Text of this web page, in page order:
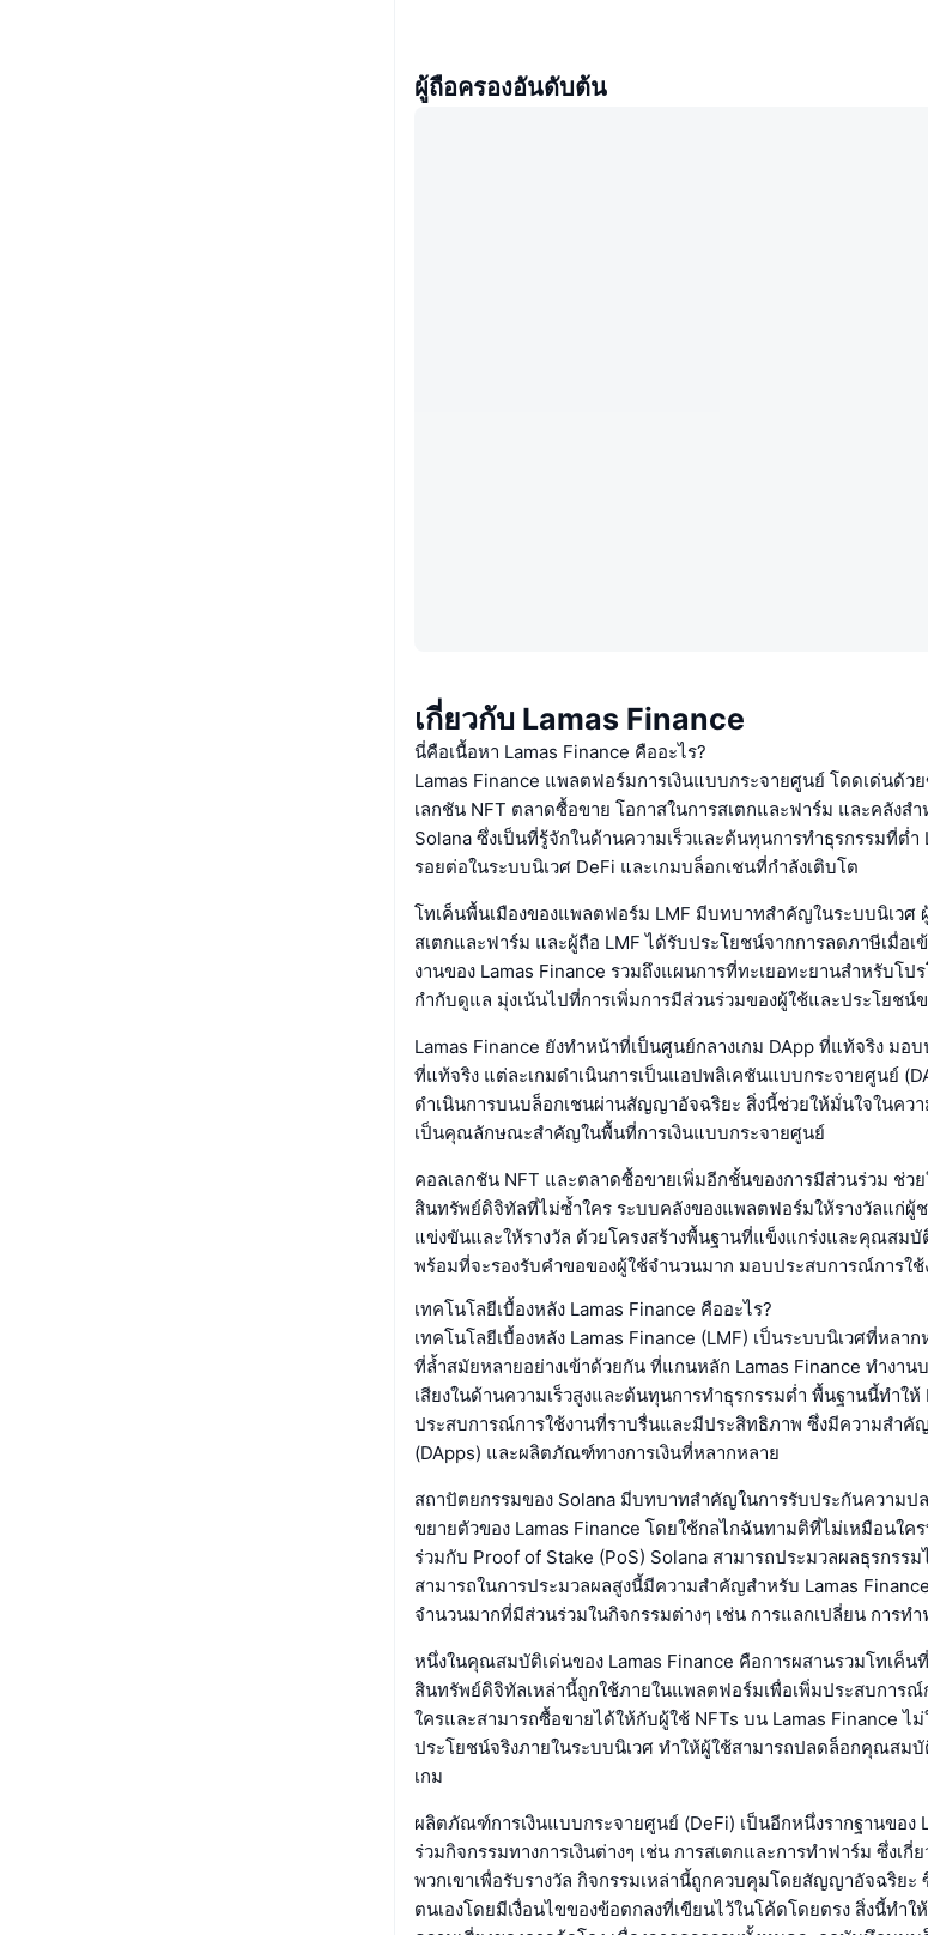
ผู้ถือครองอันดับต้น
เกี่ยวกับ Lamas Finance
นี่คือเนื้อหา Lamas Finance คืออะไร?
Lamas Finance แพลตฟอร์มการเงินแบบกระจายศูนย์ โดดเด่นด้ว
เลกชัน NFT ตลาดซื้อขาย โอกาสในการสเตกและฟาร์ม และคลังส
Solana ซึ่งเป็นที่รู้จักในด้านความเร็วและต้นทุนการทำธุรกรรมที่ต่ำ
รอยต่อในระบบนิเวศ DeFi และเกมบล็อกเชนที่กำลังเติบโต
โทเค็นพื้นเมืองของแพลตฟอร์ม LMF มีบทบาทสำคัญในระบบนิเวศ
สเตกและฟาร์ม และผู้ถือ LMF ได้รับประโยชน์จากการลดภาษีเมื่อ
งานของ Lamas Finance รวมถึงแผนการที่ทะเยอทะยานสำหรับโ
กำกับดูแล มุ่งเน้นไปที่การเพิ่มการมีส่วนร่วมของผู้ใช้และประโยชน์
Lamas Finance ยังทำหน้าที่เป็นศูนย์กลางเกม DApp ที่แท้จริง มอ
ที่แท้จริง แต่ละเกมดำเนินการเป็นแอปพลิเคชันแบบกระจายศูนย์
ดำเนินการบนบล็อกเชนผ่านสัญญาอัจฉริยะ สิ่งนี้ช่วยให้มั่นใจในคว
เป็นคุณลักษณะสำคัญในพื้นที่การเงินแบบกระจายศูนย์
คอลเลกชัน NFT และตลาดซื้อขายเพิ่มอีกชั้นของการมีส่วนร่วม ช่ว
สินทรัพย์ดิจิทัลที่ไม่ซ้ำใคร ระบบคลังของแพลตฟอร์มให้รางวัลแก่ผู้
แข่งขันและให้รางวัล ด้วยโครงสร้างพื้นฐานที่แข็งแกร่งและคุณสม
พร้อมที่จะรองรับคำขอของผู้ใช้จำนวนมาก มอบประสบการณ์การใ
เทคโนโลยีเบื้องหลัง Lamas Finance คืออะไร?
เทคโนโลยีเบื้องหลัง Lamas Finance (LMF) เป็นระบบนิเวศที่หลา
ที่ล้ำสมัยหลายอย่างเข้าด้วยกัน ที่แกนหลัก Lamas Finance ทำงา
เสียงในด้านความเร็วสูงและต้นทุนการทำธุรกรรมต่ำ พื้นฐานนี้ทำใ
ประสบการณ์การใช้งานที่ราบรื่นและมีประสิทธิภาพ ซึ่งมีความสำ
(DApps) และผลิตภัณฑ์ทางการเงินที่หลากหลาย
สถาปัตยกรรมของ Solana มีบทบาทสำคัญในการรับประกันความป
ขยายตัวของ Lamas Finance โดยใช้กลไกฉันทามติที่ไม่เหมือนใค
ร่วมกับ Proof of Stake (PoS) Solana สามารถประมวลผลธุรกรร
สามารถในการประมวลผลสูงนี้มีความสำคัญสำหรับ Lamas
จำนวนมากที่มีส่วนร่วมในกิจกรรมต่างๆ เช่น การแลกเปลี่ยน การทำ
หนึ่งในคุณสมบัติเด่นของ Lamas Finance คือการผสานรวมโทเค็น
สินทรัพย์ดิจิทัลเหล่านี้ถูกใช้ภายในแพลตฟอร์มเพื่อเพิ่มประสบการณ์
ใครและสามารถซื้อขายได้ให้กับผู้ใช้ NFTs บน Lamas Finance ไ
ประโยชน์จริงภายในระบบนิเวศ ทำให้ผู้ใช้สามารถปลดล็อกคุณสม
เกม
ผลิตภัณฑ์การเงินแบบกระจายศูนย์ (DeFi) เป็นอีกหนึ่งรากฐานของ
ร่วมกิจกรรมทางการเงินต่างๆ เช่น การสเตกและการทำฟาร์ม ซึ่งเ
พวกเขาเพื่อรับรางวัล กิจกรรมเหล่านี้ถูกควบคุมโดยสัญญาอัจฉริย
ตนเองโดยมีเงื่อนไขของข้อตกลงที่เขียนไว้ในโค้ดโดยตรง สิ่งนี้ทำ